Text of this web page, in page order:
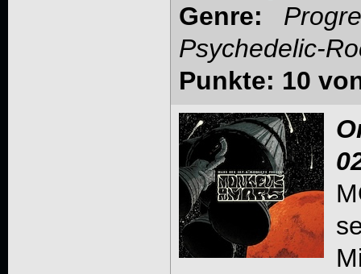
Genre:
Psychedelic-
Punkte: 10